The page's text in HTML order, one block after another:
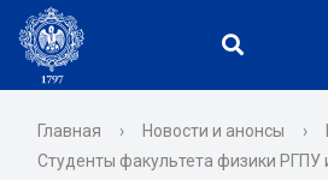
Главная › Новости и анонсы ›
Студенты факультета физики РГПУ